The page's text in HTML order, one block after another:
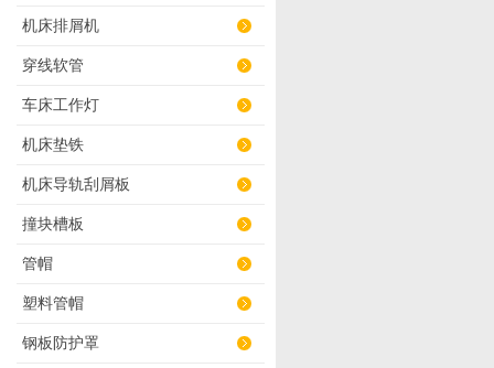
机床排屑机
穿线软管
车床工作灯
机床垫铁
机床导轨刮屑板
撞块槽板
管帽
塑料管帽
钢板防护罩